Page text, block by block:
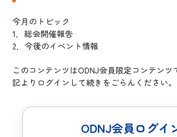
今月のトピック
1．総会開催報告
2．今後のイベント情報
このコンテンツはODNJ会員限定コンテン
記よりログインして続きをごらんください。
ODNJ会員ログイ